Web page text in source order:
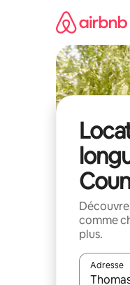
comme
plus.
Adresse
Lorsque